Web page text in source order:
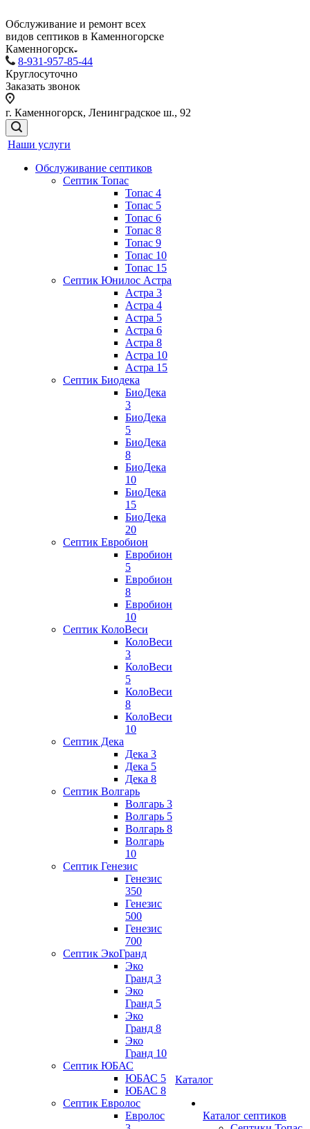
Обслуживание и ремонт всех
видов септиков в Каменногорске
Каменногорск
8-931-957-85-44
Круглосуточно
Заказать звонок
г. Каменногорск, Ленинградское ш., 92
Наши услуги
Обслуживание септиков
Септик Топас
Топас 4
Топас 5
Топас 6
Топас 8
Топас 9
Топас 10
Топас 15
Септик Юнилос Астра
Астра 3
Астра 4
Астра 5
Астра 6
Астра 8
Астра 10
Астра 15
Септик Биодека
БиоДека
3
БиоДека
5
БиоДека
8
БиоДека
10
БиоДека
15
БиоДека
20
Септик Евробион
Евробион
5
Евробион
8
Евробион
10
Септик КолоВеси
КолоВеси
3
КолоВеси
5
КолоВеси
8
КолоВеси
10
Септик Дека
Дека 3
Дека 5
Дека 8
Септик Волгарь
Волгарь 3
Волгарь 5
Волгарь 8
Волгарь
10
Септик Генезис
Генезис
350
Генезис
500
Генезис
700
Септик ЭкоГранд
Эко
Гранд 3
Эко
Гранд 5
Эко
Гранд 8
Эко
Гранд 10
Септик ЮБАС
ЮБАС 5
ЮБАС 8
Септик Евролос
Евролос
Каталог
Каталог септиков